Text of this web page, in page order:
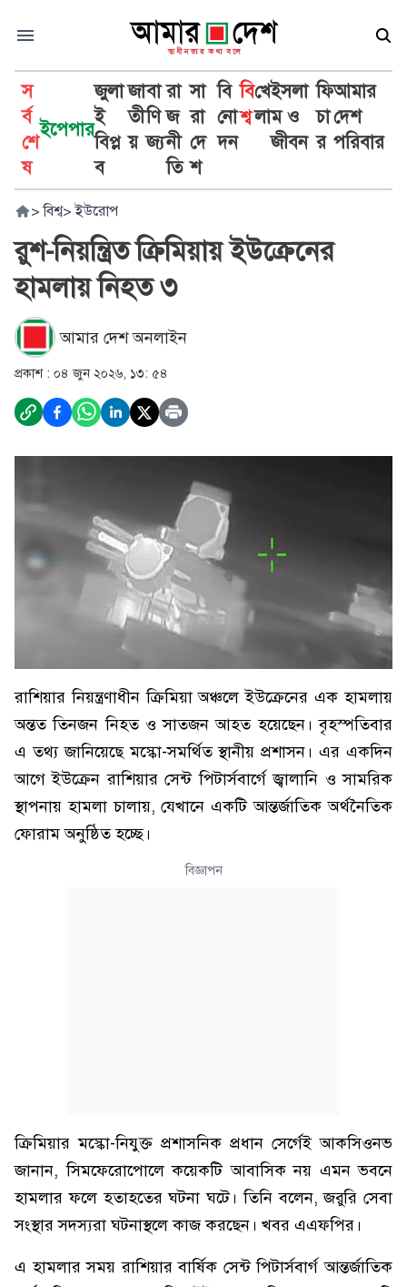
স
র্ব
শে
ষ
ইপেপার
জুলা
ই
বিপ্ল
ব
জা
তী
য়
বা
ণি
জ্য
রা
জ
নী
তি
সা
রা
দে
শ
বি
নো
দন
বি
শ্ব
খে
লা
ইসলা
ম ও
জীবন
ফি
চা
র
আমার
দেশ
পরিবার
> বিশ্ব> ইউরোপ
রুশ-নিয়ন্ত্রিত ক্রিমিয়ায় ইউক্রেনের
হামলায় নিহত ৩
আমার দেশ অনলাইন
প্রকাশ : ০৪ জুন ২০২৬, ১৩: ৫৪
রাশিয়ার নিয়ন্ত্রণাধীন ক্রিমিয়া অঞ্চলে ইউক্রেনের এক হামলায়
অন্তত তিনজন নিহত ও সাতজন আহত হয়েছেন। বৃহস্পতিবার
এ তথ্য জানিয়েছে মস্কো-সমর্থিত স্থানীয় প্রশাসন। এর একদিন
আগে ইউক্রেন রাশিয়ার সেন্ট পিটার্সবার্গে জ্বালানি ও সামরিক
স্থাপনায় হামলা চালায়, যেখানে একটি আন্তর্জাতিক অর্থনৈতিক
ফোরাম অনুষ্ঠিত হচ্ছে।
বিজ্ঞাপন
ক্রিমিয়ার মস্কো-নিযুক্ত প্রশাসনিক প্রধান সের্গেই আকসিওনভ
জানান, সিমফেরোপোলে কয়েকটি আবাসিক নয় এমন ভবনে
হামলার ফলে হতাহতের ঘটনা ঘটে। তিনি বলেন, জরুরি সেবা
সংস্থার সদস্যরা ঘটনাস্থলে কাজ করছেন। খবর এএফপির।
এ হামলার সময় রাশিয়ার বার্ষিক সেন্ট পিটার্সবার্গ আন্তর্জাতিক